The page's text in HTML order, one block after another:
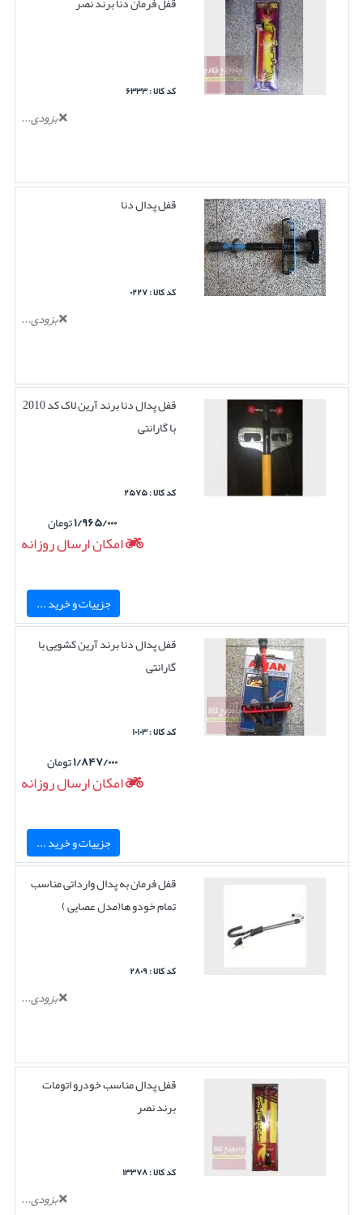
کد کالا : ۶۳۳۳
بزودی...
قفل پدال دنا
کد کالا : ۰۲۲۷
بزودی...
قفل پدال دنا برند آرین لاک کد 2010
با گارانتی
کد کالا : ۲۵۷۵
۱/۹۶۵/۰۰۰تومان
امکان ارسال روزانه
جزییات و خرید ...
قفل پدال دنا برند آرین کشویی با
گارانتی
کد کالا : ۱۰۱۰۳
۱/۸۴۷/۰۰۰تومان
امکان ارسال روزانه
جزییات و خرید ...
قفل فرمان به پدال وارداتی مناسب
تمام خودو ها(مدل عصایی )
کد کالا : ۲۸۰۹
بزودی...
قفل پدال مناسب خودرو اتومات
برند نصر
کد کالا : ۱۳۳۷۸
بزودی...